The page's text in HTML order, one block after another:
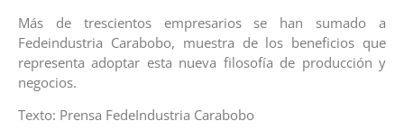
Más de trescientos empresarios se han sumado a
Fedeindustria Carabobo, muestra de los beneficios que
representa adoptar esta nueva filosofía de producción y
negocios.
Texto: Prensa FedeIndustria Carabobo